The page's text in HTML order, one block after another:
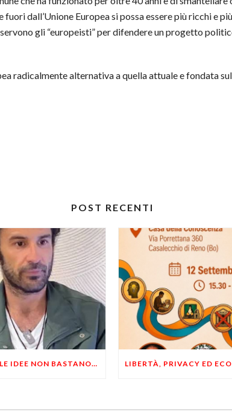
fuori dall’Unione Europea si possa essere più ricchi
gli “europeisti” per difendere un progetto
radicalmente alternativa a quella attuale e fondata
POST RECENTI
LIBERTÀ, LE IDEE NON BASTANO! SERVONO ESEMPI E UN PO’ DI COERENZA